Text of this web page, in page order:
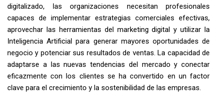
digitalizado, las organizaciones necesitan profesionales
capaces de implementar estrategias comerciales efectivas,
aprovechar las herramientas del marketing digital y utilizar la
Inteligencia Artificial para generar mayores oportunidades de
negocio y potenciar sus resultados de ventas. La capacidad de
adaptarse a las nuevas tendencias del mercado y conectar
eficazmente con los clientes se ha convertido en un factor
clave para el crecimiento y la sostenibilidad de las empresas.